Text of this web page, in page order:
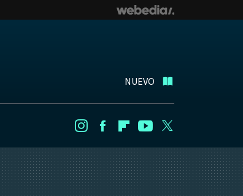
NUEVO
InstagramFacebookFlipboard
Youtube